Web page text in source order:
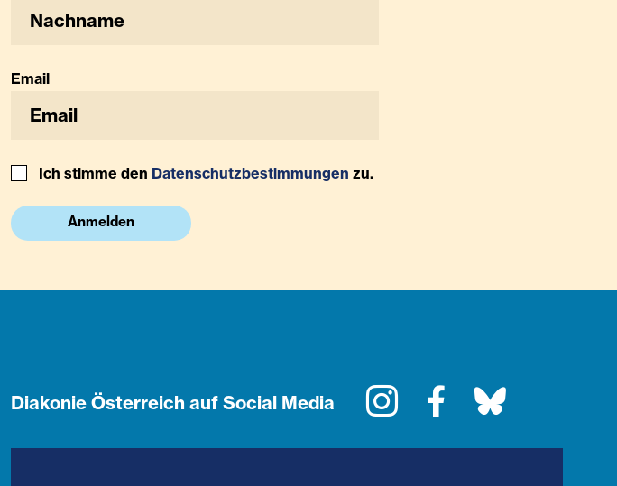
Email
Ich stimme den Datenschutzbestimmungen zu.
Anmelden
Diakonie Österreich auf Social Media InstagramFacebook